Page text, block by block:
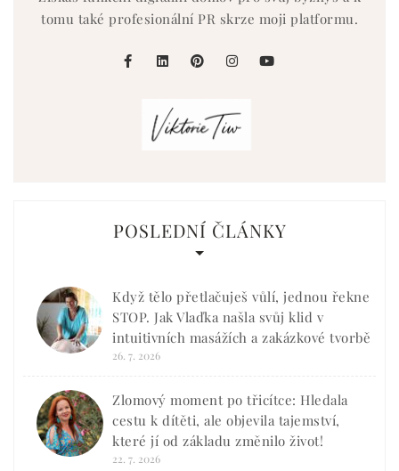
tomu také profesionální PR skrze moji platformu.
POSLEDNÍ ČLÁNKY
Když tělo přetlačuješ vůlí, jednou řekne
STOP. Jak Vlaďka našla svůj klid v
intuitivních masážích a zakázkové tvorbě
26. 7. 2026
Zlomový moment po třicítce: Hledala
cestu k dítěti, ale objevila tajemství,
které jí od základu změnilo život!
22. 7. 2026